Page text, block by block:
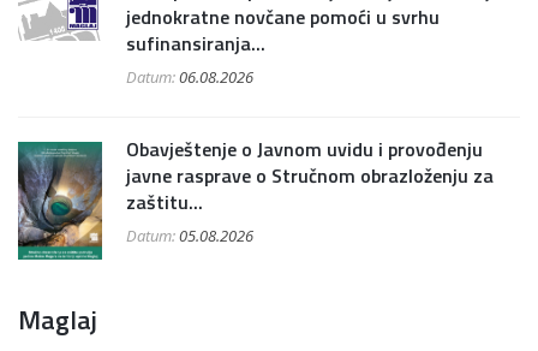
jednokratne novčane pomoći u svrhu
sufinansiranja...
Datum:06.08.2026
Obavještenje o Javnom uvidu i provođenju
javne rasprave o Stručnom obrazloženju za
zaštitu...
Datum:05.08.2026
Maglaj